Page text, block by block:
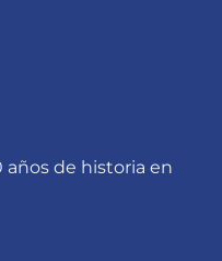
de historia en